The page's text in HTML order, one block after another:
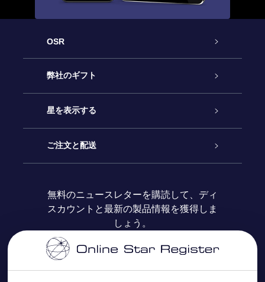
OSR
カスタマーサービス
お問い合わせ
ブログ
レビュー
弊社のギフト
Online Starギフト
OSRギフトパック
OSR ギフトカード
法人ギフト
星を表示する
星の登録
カスタマイズされたStar Page
One Million Stars
ご注文と配送
お支払いに関する情報
配送に関する情報
無料のニュースレターを購読して、ディ
スカウントと最新の製品情報を獲得しま
しょう。